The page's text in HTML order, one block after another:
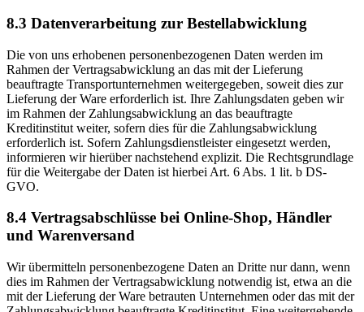
8.3 Datenverarbeitung zur Bestellabwicklung
Die von uns erhobenen personenbezogenen Daten werden im
Rahmen der Vertragsabwicklung an das mit der Lieferung
beauftragte Transportunternehmen weitergegeben, soweit dies zur
Lieferung der Ware erforderlich ist. Ihre Zahlungsdaten geben wir
im Rahmen der Zahlungsabwicklung an das beauftragte
Kreditinstitut weiter, sofern dies für die Zahlungsabwicklung
erforderlich ist. Sofern Zahlungsdienstleister eingesetzt werden,
informieren wir hierüber nachstehend explizit. Die Rechtsgrundlage
für die Weitergabe der Daten ist hierbei Art. 6 Abs. 1 lit. b DS-
GVO.
8.4 Vertragsabschlüsse bei Online-Shop, Händler
und Warenversand
Wir übermitteln personenbezogene Daten an Dritte nur dann, wenn
dies im Rahmen der Vertragsabwicklung notwendig ist, etwa an die
mit der Lieferung der Ware betrauten Unternehmen oder das mit der